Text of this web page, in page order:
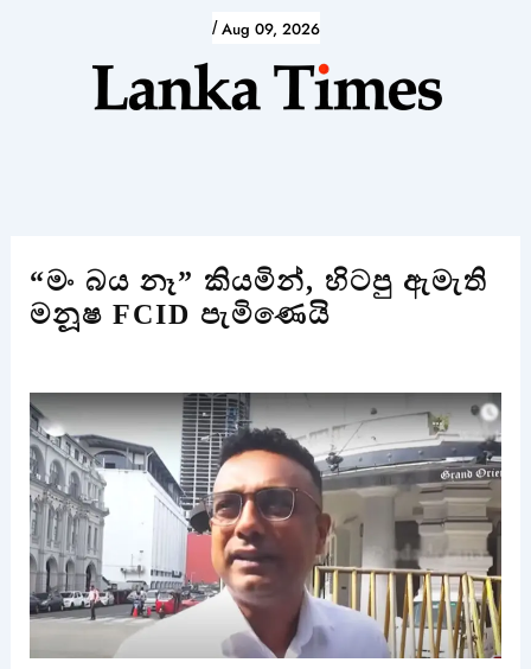
/ Aug 09, 2026
“මං බය නෑ” කියමින්, හිටපු ඇමැති
මනූූෂ FCID පැමිණෙයි